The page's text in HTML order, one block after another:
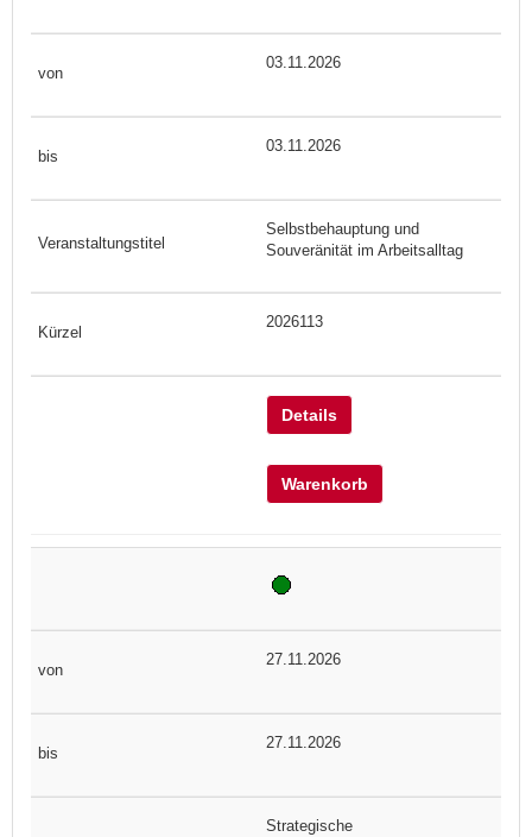
03.11.2026
03.11.2026
Selbstbehauptung und
Souveränität im Arbeitsalltag
2026113
Details
Warenkorb
27.11.2026
27.11.2026
Strategische